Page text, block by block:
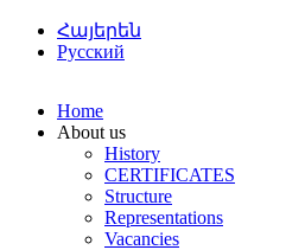
Հայերեն
Русский
Home
About us
History
CERTIFICATES
Structure
Representations
Vacancies